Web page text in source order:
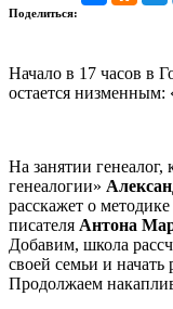
Поделиться:
Начало в 17 часов в
остается низменным:
На занятии
генеалогии»
расскажет о
писателя Антона
Добавим, школа
своей семьи и начать
Продолжаем